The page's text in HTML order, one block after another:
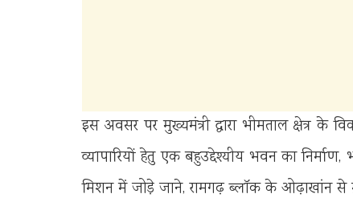
इस अवसर पर मुख्यमंत्री द्वारा भीमताल क्षेत्र
व्यापारियों हेतु एक बहुउद्देश्यीय भवन का
मिशन में जोड़े जाने, रामगढ़ ब्लॉक के ओढ़ाखांन से